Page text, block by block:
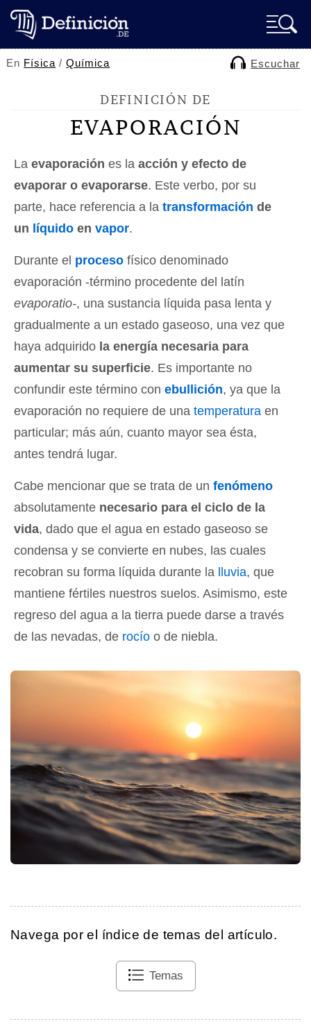
En Física /Química Escuchar
DEFINICIÓN DE
EVAPORACIÓN
La evaporación es la acción y efecto de
evaporar o evaporarse. Este verbo, por su
parte, hace referencia a la transformación de
un líquido en vapor.
Durante el proceso físico denominado
evaporación -término procedente del latín
evaporatio-, una sustancia líquida pasa lenta y
gradualmente a un estado gaseoso, una vez que
haya adquirido la energía necesaria para
aumentar su superficie. Es importante no
confundir este término con ebullición, ya que la
evaporación no requiere de una temperatura en
particular; más aún, cuanto mayor sea ésta,
antes tendrá lugar.
Cabe mencionar que se trata de un fenómeno
absolutamente necesario para el ciclo de la
vida, dado que el agua en estado gaseoso se
condensa y se convierte en nubes, las cuales
recobran su forma líquida durante la
lluvia, que
mantiene fértiles nuestros suelos. Asimismo, este
regreso del agua a la tierra puede darse a través
de las nevadas, de rocío o de niebla.
Navega por el índice de temas del artículo.
Temas